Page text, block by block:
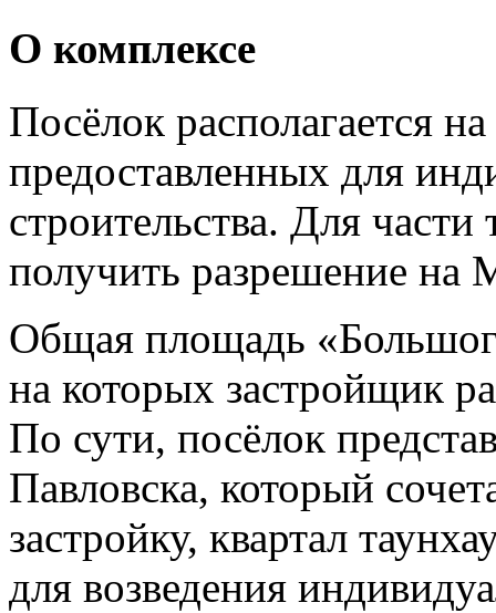
О комплексе
Посёлок располагается
предоставленных для
строительства. Для
получить разрешение
Общая площадь
на которых застройщик
По сути, посёлок
Павловска, который
застройку, квартал
для возведения